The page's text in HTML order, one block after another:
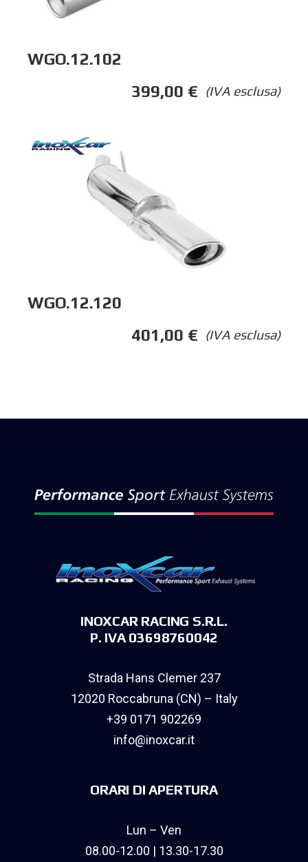
WGO.12.102
(IVA esclusa)
399,00 €
WGO.12.120
(IVA esclusa)
401,00 €
INOXCAR RACING S.R.L.
P. IVA 03698760042
Strada Hans Clemer 237
12020 Roccabruna (CN) – Italy
+39 0171 902269
info@inoxcar.it
ORARI DI APERTURA
Lun – Ven
08.00-12.00 | 13.30-17.30